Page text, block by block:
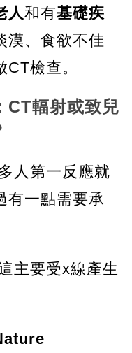
人和有基礎疾
漠、食欲不佳
檢查。
CT輻射或致兒
人第一反應就
有一點需要承
主要受x線產生